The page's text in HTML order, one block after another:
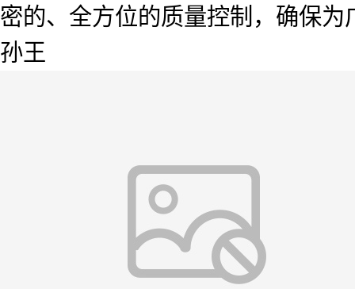
密的、全方位的质量控制，确保
孙王